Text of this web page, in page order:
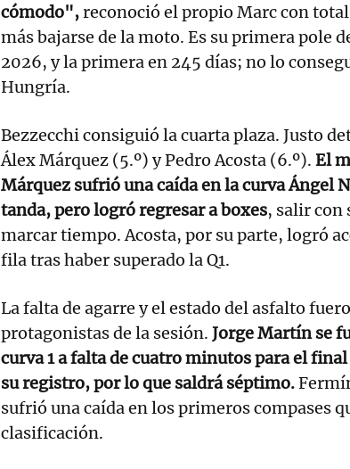
cómodo",reconoció el propio Marc con
más bajarse de la moto. Es su primera pole
2026, y la primera en 245 días; no lo
Hungría.
Bezzecchi consiguió la cuarta plaza. Justo
Álex Márquez (5.º) y Pedro Acosta (6.º). El
Márquez sufrió una caída en la curva Ángel
tanda, pero logró regresar a boxes, salir con
marcar tiempo. Acosta, por su parte, logró
fila tras haber superado la Q1.
La falta de agarre y el estado del asfalto
protagonistas de la sesión. Jorge Martín se
curva 1 a falta de cuatro minutos para el
su registro, por lo que saldrá séptimo.
sufrió una caída en los primeros compases
clasificación.